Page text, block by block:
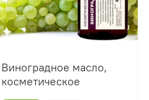
Виноградное масло,
косметическое